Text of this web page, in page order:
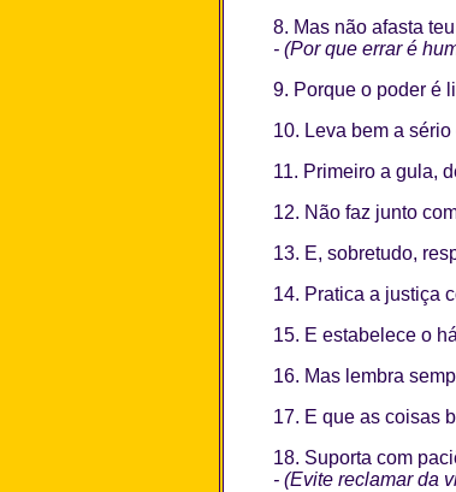
8. Mas não afasta
- (Por que errar é
9. Porque o poder é
10. Leva bem a
11. Primeiro a gula,
12. Não faz junto
13. E, sobretudo,
14. Pratica a justiça
15. E estabelece o
16. Mas lembra
17. E que as coisas
18. Suporta com
- (Evite reclamar da